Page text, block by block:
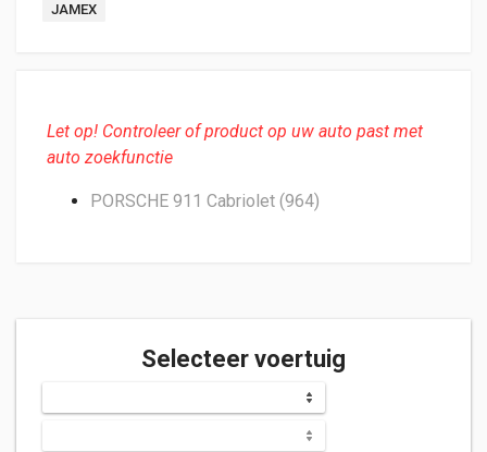
Selecteer voertuig
Let op! Controleer of product op uw auto past met
auto zoekfunctie
PORSCHE 911 Cabriolet (964)
JAMEX